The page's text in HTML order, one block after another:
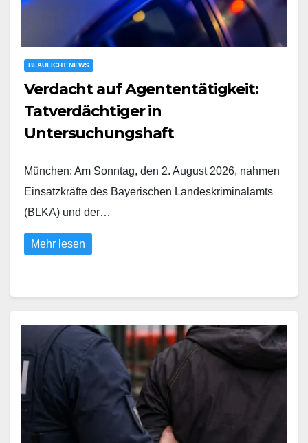
BLAULICHT NEWS
Verdacht auf Agententätigkeit:
Tatverdächtiger in
Untersuchungshaft
München: Am Sonntag, den 2. August 2026, nahmen
Einsatzkräfte des Bayerischen Landeskriminalamts
(BLKA) und der…
Mehr lesen